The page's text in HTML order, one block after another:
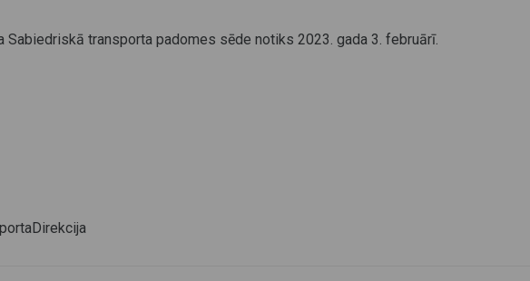
Sabiedriskā transporta padomes sēde notiks 2023. gada 3. februārī.